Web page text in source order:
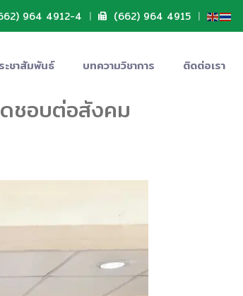
964 4912-4 | (662) 964 4915 |
ะชาสัมพันธ์ บทความวิชาการ ติดต่อเรา
ชอบต่อสังคม